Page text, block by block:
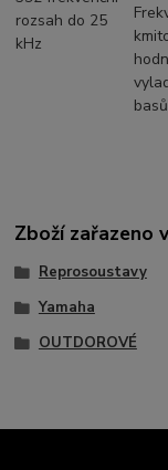
Zboží zařazeno
Reprosoustavy
Yamaha
OUTDOROVÉ